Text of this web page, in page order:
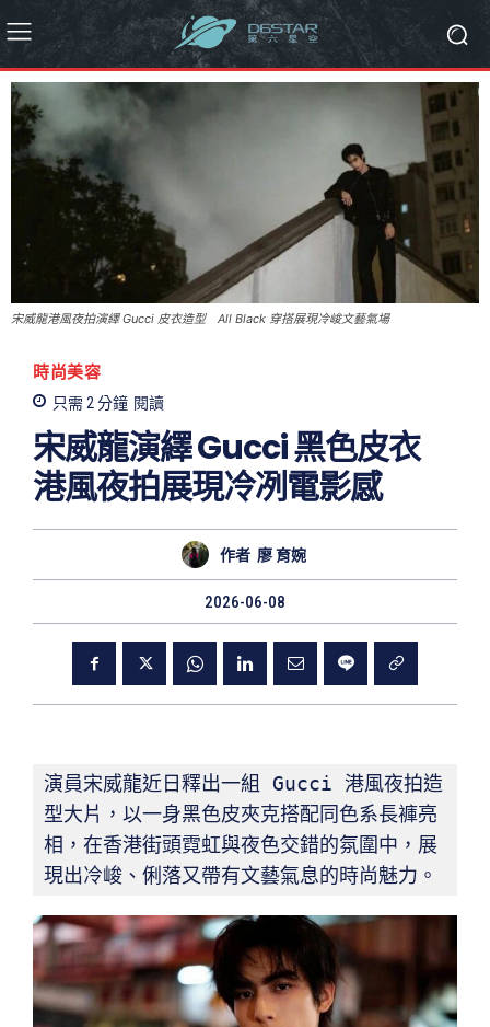
宋威龍港風夜拍演繹 Gucci 皮衣造型 All Black 穿搭展現冷峻文藝氣場
時尚美容
只需 2 分鐘 閱讀
宋威龍演繹 Gucci 黑色皮衣
港風夜拍展現冷冽電影感
作者 廖 育婉
2026-06-08
演員宋威龍近日釋出一組 Gucci 港風夜拍造
型大片，以一身黑色皮夾克搭配同色系長褲亮
相，在香港街頭霓虹與夜色交錯的氛圍中，展
現出冷峻、俐落又帶有文藝氣息的時尚魅力。